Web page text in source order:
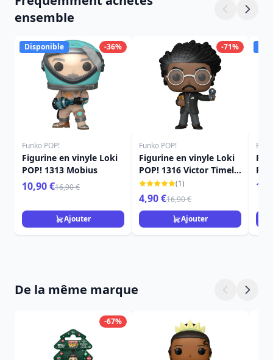
ensemble
-36%
Disponible
Funko POP!
Figurine en vinyle Loki
POP! 1313 Mobius
10,90 €16,90 €
Ajouter
-71%
Funko POP!
Figurine en vinyle Loki
POP! 1316 Victor Timely
9 cm
(1)
4,90 €16,90 €
Ajouter
De la même marque
-67%